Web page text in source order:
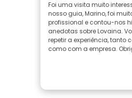
Foi uma visita muito
nosso guia, Marino, foi
profissional e contou-nos
anedotas sobre Lovaina.
repetir a experiência, tanto
como com a empresa.